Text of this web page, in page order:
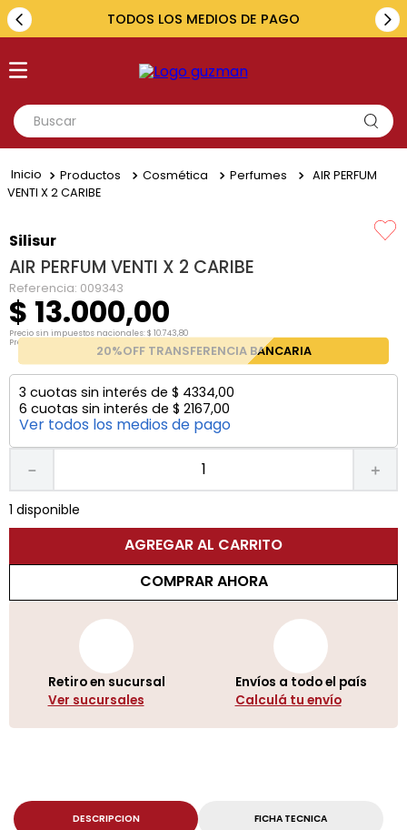
TODOS LOS MEDIOS DE PAGO
Buscar
1.
toyota
4.
fiat
5. chevrolet
Productos Cosmética Perfumes
AIR PERFUM
VENTI X 2 CARIBE
Silisur
AIR PERFUM VENTI X 2 CARIBE
Referencia: 009343
$ 13.000,00
Precio sin impuestos nacionales:$ 10.743,80
Precio por unidad:
20%OFF TRANSFERENCIA BANCARIA
3 cuotas sin interés de $ 4334,00
6 cuotas sin interés de $ 2167,00
Ver todos los medios de pago
＋
－
1 disponible
AGREGAR AL CARRITO
COMPRAR AHORA
Retiro en sucursal
Ver sucursales
Envíos a todo el país
Calculá tu envío
DESCRIPCION FICHA TECNICA